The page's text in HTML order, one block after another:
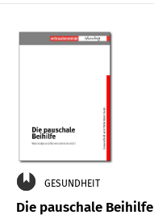
GESUNDHEIT
Die pauschale Beihilfe